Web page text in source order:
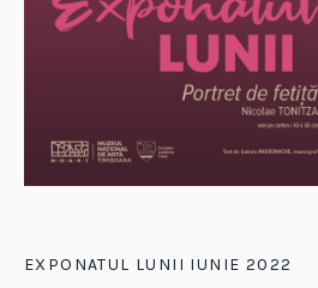
EXPONATUL LUNII IUNIE 2022